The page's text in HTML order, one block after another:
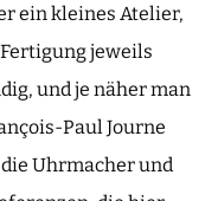
ein kleines Atelier,
jeweils
und je näher man
Paul Journe
Uhrmacher und